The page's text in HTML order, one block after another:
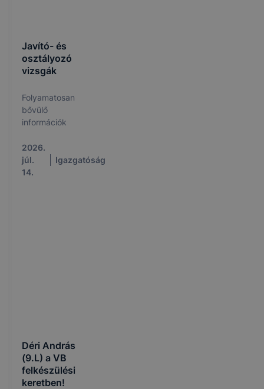
Javító- és
osztályozó
vizsgák
Folyamatosan
bővülő
információk
2026.
júl.
14.
Igazgatóság
Déri András
(9.L) a VB
felkészülési
keretben!